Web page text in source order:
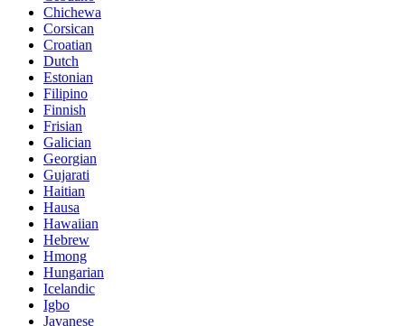
Chichewa
Corsican
Croatian
Dutch
Estonian
Filipino
Finnish
Frisian
Galician
Georgian
Gujarati
Haitian
Hausa
Hawaiian
Hebrew
Hmong
Hungarian
Icelandic
Igbo
Javanese